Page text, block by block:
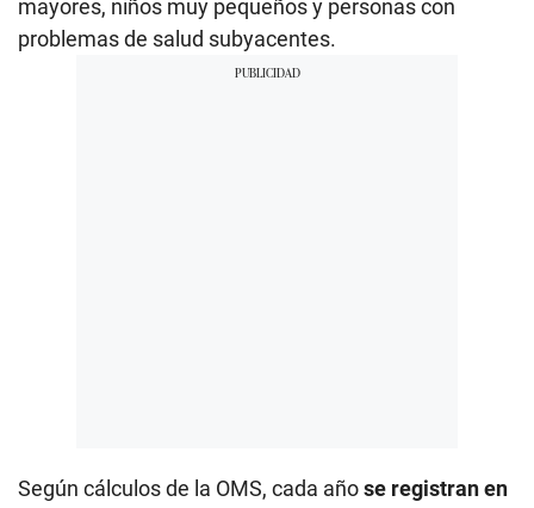
mayores, niños muy pequeños y personas con
problemas de salud subyacentes.
Según cálculos de la OMS, cada añose registran en